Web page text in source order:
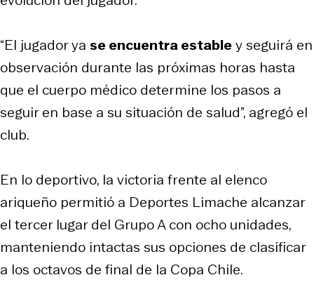
“El jugador ya se encuentra establey seguirá en
observación durante las próximas horas hasta
que el cuerpo médico determine los pasos a
seguir en base a su situación de salud”, agregó el
club.
En lo deportivo, la victoria frente al elenco
ariqueño permitió a Deportes Limache alcanzar
el tercer lugar del Grupo A con ocho unidades,
manteniendo intactas sus opciones de clasificar
a los octavos de final de la Copa Chile.